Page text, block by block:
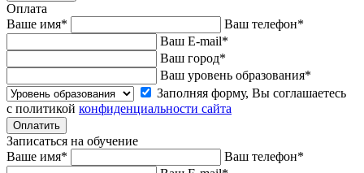
Оплата
Ваше имя* Ваш телефон*
Ваш E-mail*
Ваш город*
Ваш уровень образования*
Заполняя форму, Вы соглашаетесь
с политикой конфиденциальности сайта
Записаться на обучение
Ваше имя* Ваш телефон*